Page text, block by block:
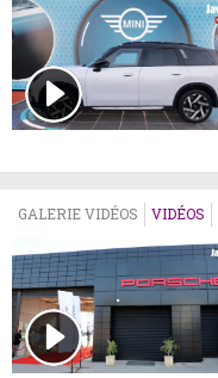
GALERIE VIDÉOS VIDÉOS